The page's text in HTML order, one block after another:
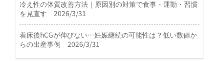
冷え性の体質改善方法｜原因別の対策で食事・運動・習慣
を見直す 2026/3/31
着床後hCGが伸びない…妊娠継続の可能性は？低い数値か
らの出産事例 2026/3/31